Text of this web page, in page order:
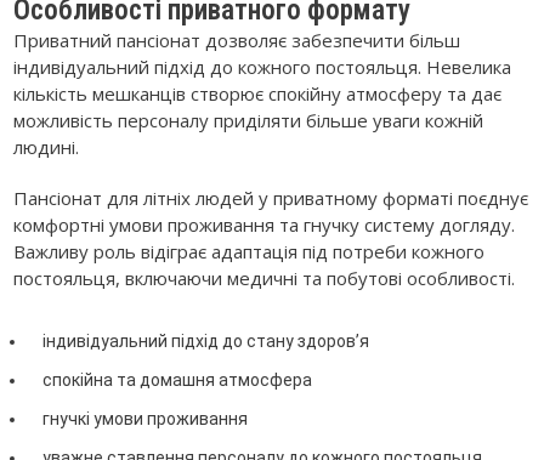
Особливості приватного формату
Приватний пансіонат дозволяє забезпечити більш
індивідуальний підхід до кожного постояльця. Невелика
кількість мешканців створює спокійну атмосферу та дає
можливість персоналу приділяти більше уваги кожній
людині.
Пансіонат для літніх людей у приватному форматі поєднує
комфортні умови проживання та гнучку систему догляду.
Важливу роль відіграє адаптація під потреби кожного
постояльця, включаючи медичні та побутові особливості.
індивідуальний підхід до стану здоров’я
спокійна та домашня атмосфера
гнучкі умови проживання